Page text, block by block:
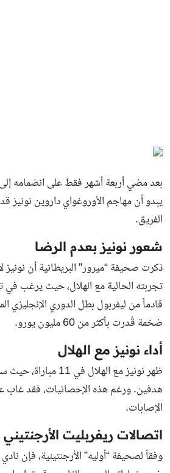
بعد مضي أربعة أشهر فقط على انضمامه إلى
يبدو أن مهاجم الأوروغواي داروين نونيز
الفريق.
شعور نونيز بعدم الرضا
ذكرت صحيفة “ميرور” البريطانية أن
تجربته الحالية مع الهلال، حيث يرغب في
قادماً من ليفربول بطل الدوري الإنجليزي
ضخمة قُدرت بأكثر من 60 مليون يورو.
أداء نونيز مع الهلال
هدفين. ورغم هذه الإحصائيات، فقد غاب
الإصابات.
اتصالات ريفربليت الأرجنتيني
وفقاً لصحيفة “أوليه” الأرجنتينية، فإن